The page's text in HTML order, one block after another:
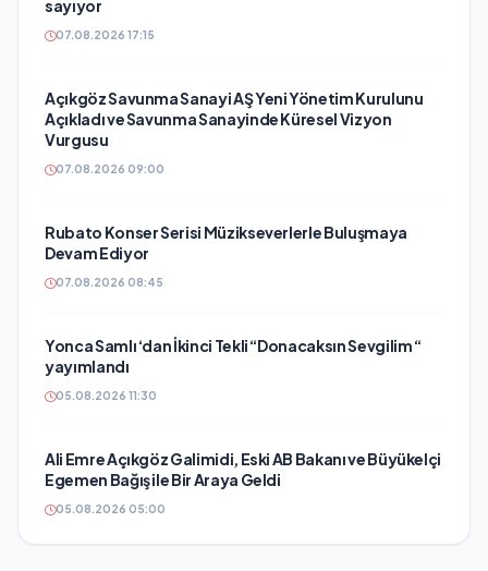
sayıyor
07.08.2026 17:15
Açıkgöz Savunma Sanayi AŞ Yeni Yönetim Kurulunu
Açıkladı ve Savunma Sanayinde Küresel Vizyon
Vurgusu
07.08.2026 09:00
Rubato Konser Serisi Müzikseverlerle Buluşmaya
Devam Ediyor
07.08.2026 08:45
Yonca Samlı ‘dan İkinci Tekli “Donacaksın Sevgilim “
yayımlandı
05.08.2026 11:30
Ali Emre Açıkgöz Galimidi, Eski AB Bakanı ve Büyükelçi
Egemen Bağış ile Bir Araya Geldi
05.08.2026 05:00